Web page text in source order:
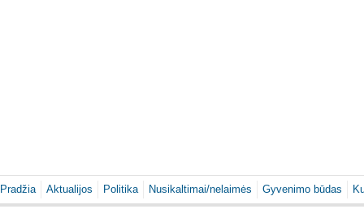
Pradžia Aktualijos Politika Nusikaltimai/nelaimės Gyvenimo būdas